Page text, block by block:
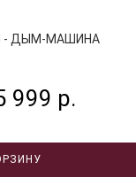
- ДЫМ-МАШИНА
999 р.